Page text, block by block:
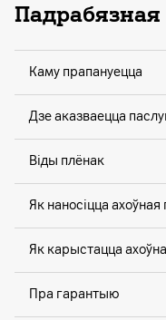
Каму прапануецца
Дзе аказваецца
Віды плёнак
Як наносіцца ахоўная
Як карыстацца
Пра гарантыю